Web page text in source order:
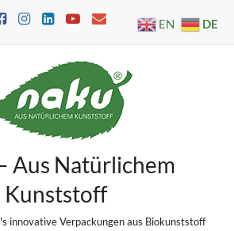
Aus Natürlichem
Kunststoff
innovative Verpackungen aus Biokunststoff
EN DE